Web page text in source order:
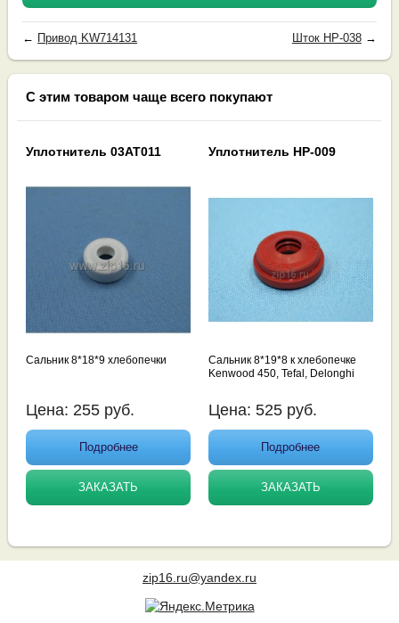
← Привод KW714131 Шток HP-038→
С этим товаром чаще всего покупают
Уплотнитель 03AT011
Сальник 8*18*9 хлебопечки
Цена: 255 руб.
Подробнее
ЗАКАЗАТЬ
Уплотнитель HP-009
Сальник 8*19*8 к хлебопечке
Kenwood 450, Tefal, Delonghi
Цена: 525 руб.
Подробнее
ЗАКАЗАТЬ
zip16.ru@yandex.ru